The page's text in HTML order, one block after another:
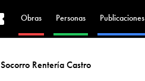
Obras Personas Publicaciones
Socorro Rentería Castro